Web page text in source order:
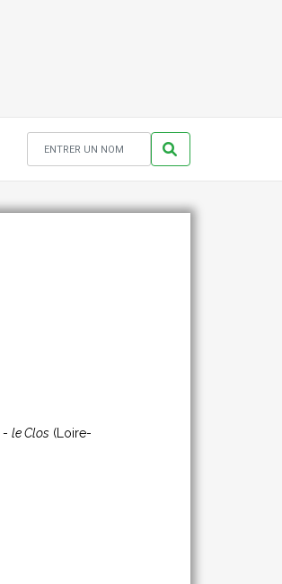
- le Clos (Loire-